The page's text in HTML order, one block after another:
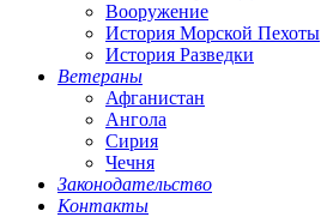
Вооружение
История Морской Пехоты
История Разведки
Ветераны
Афганистан
Ангола
Сирия
Чечня
Законодательство
Контакты